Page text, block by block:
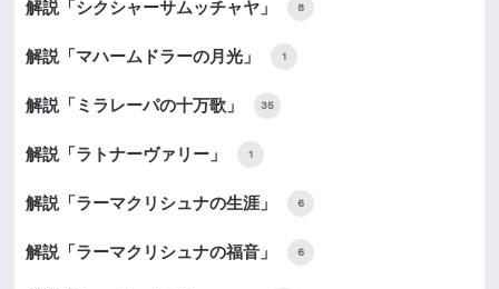
解説「シクシャーサムッチャヤ」 8
解説「マハームドラーの月光」 1
解説「ミラレーパの十万歌」 35
解説「ラトナーヴァリー」 1
解説「ラーマクリシュナの生涯」 6
解説「ラーマクリシュナの福音」 6